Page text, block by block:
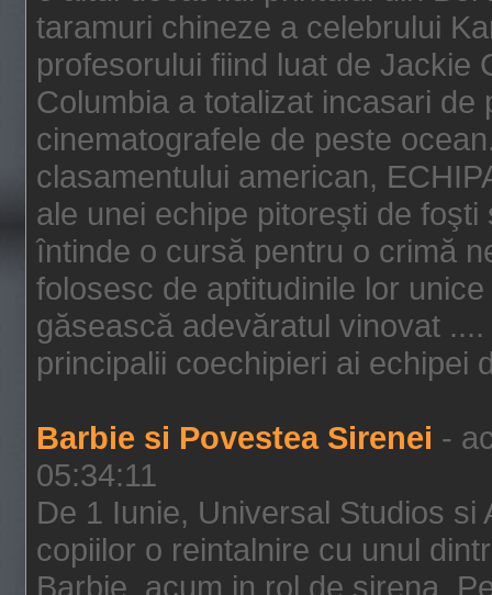
taramuri chineze a celebrului
profesorului fiind luat de Jackie
Columbia a totalizat incasari
cinematografele de peste
clasamentului american,
ale unei echipe pitoreşti de
întinde o cursă pentru o crimă
folosesc de aptitudinile lor
găsească adevăratul vinovat
principalii coechipieri ai echipei
Barbie si Povestea Sirenei -
05:34:11
De 1 Iunie, Universal Studios si
copiilor o reintalnire cu unul
Barbie, acum in rol de sirena.